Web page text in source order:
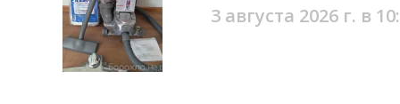
3 августа 2026 г. в